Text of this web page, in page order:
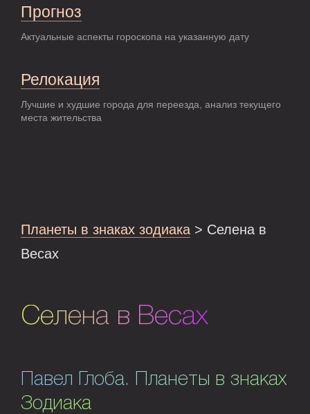
Прогноз
Актуальные аспекты гороскопа на указанную дату
Релокация
Лучшие и худшие города для переезда, анализ текущего
места жительства
Планеты в знаках зодиака > Селена в
Весах
Селена в Весах
Павел Глоба. Планеты в знаках
Зодиака